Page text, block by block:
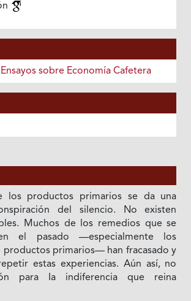
sobre Economía Cafetera
los productos primarios se da una
del silencio. No existen
Muchos de los remedios que se
el pasado —especialmente los
productos primarios— han fracasado y
estas experiencias. Aún así, no
para Ia indiferencia que reina